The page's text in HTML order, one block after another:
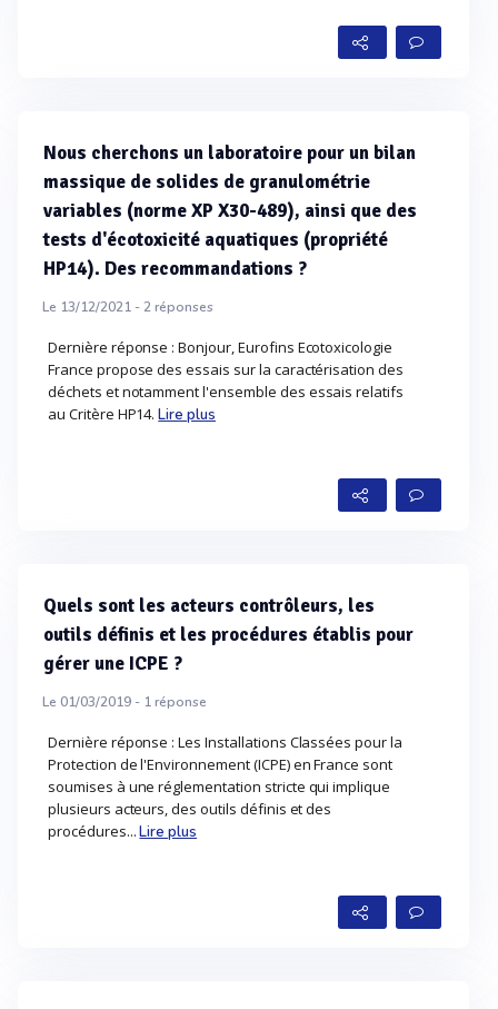
Nous cherchons un laboratoire pour un bilan
massique de solides de granulométrie
variables (norme XP X30-489), ainsi que des
tests d'écotoxicité aquatiques (propriété
HP14). Des recommandations ?
Le 13/12/2021 -2réponses
Dernière réponse : Bonjour, Eurofins Ecotoxicologie
France propose des essais sur la caractérisation des
déchets et notamment l'ensemble des essais relatifs
au Critère HP14.Lire plus
Quels sont les acteurs contrôleurs, les
outils définis et les procédures établis pour
gérer une ICPE ?
Le 01/03/2019 - 1réponse
Dernière réponse : Les Installations Classées pour la
Protection de l'Environnement (ICPE) en France sont
soumises à une réglementation stricte qui implique
plusieurs acteurs, des outils définis et des
procédures...Lire plus